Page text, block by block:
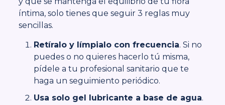
íntima, solo tienes que seguir 3 reglas muy
sencillas.
Retíralo y límpialo con frecuencia. Si no
puedes o no quieres hacerlo tú misma,
pídele a tu profesional sanitario que te
haga un seguimiento periódico.
Usa solo gel lubricante a base de agua.